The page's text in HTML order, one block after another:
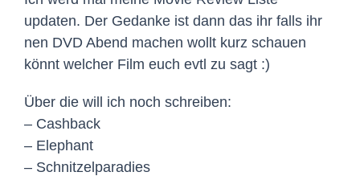
updaten. Der Gedanke ist dann das ihr falls ihr
nen DVD Abend machen wollt kurz schauen
könnt welcher Film euch evtl zu sagt :)
Über die will ich noch schreiben:
– Cashback
– Elephant
– Schnitzelparadies